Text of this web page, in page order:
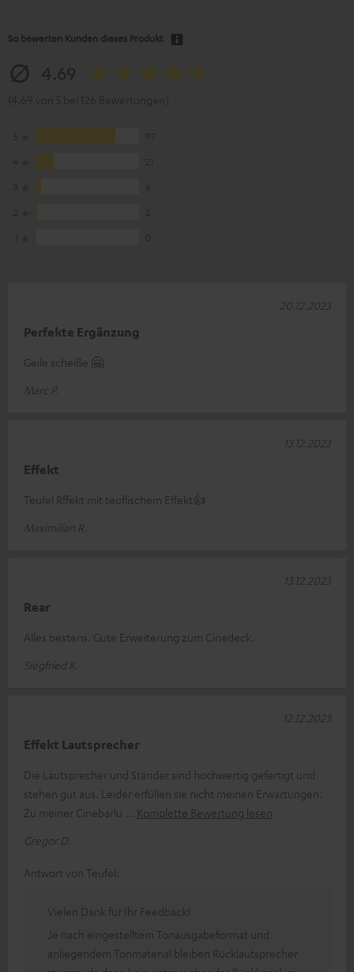
So bewerten Kunden dieses Produkt
Perfekte Ergänzung
Geile scheiße 🤗
Marc P.
20.12.2023
Effekt
Teufel Rffekt mit teuflischem Effekt👍
Maximilian R.
13.12.2023
Rear
Alles bestens. Gute Erweiterung zum Cinedeck.
Siegfried K.
13.12.2023
Effekt Lautsprecher
Die Lautsprecher und Ständer sind hochwertig gefertigt und
stehen gut aus. Leider erfüllen sie nicht meinen Erwartungen.
Zu meiner Cinebarlu
Komplette Bewertung lesen
Gregor D.
12.12.2023
Antwort von Teufel:
Vielen Dank für Ihr Feedback!
Je nach eingestelltem Tonausgabeformat und
anliegendem Tonmaterial bleiben Rücklautsprecher